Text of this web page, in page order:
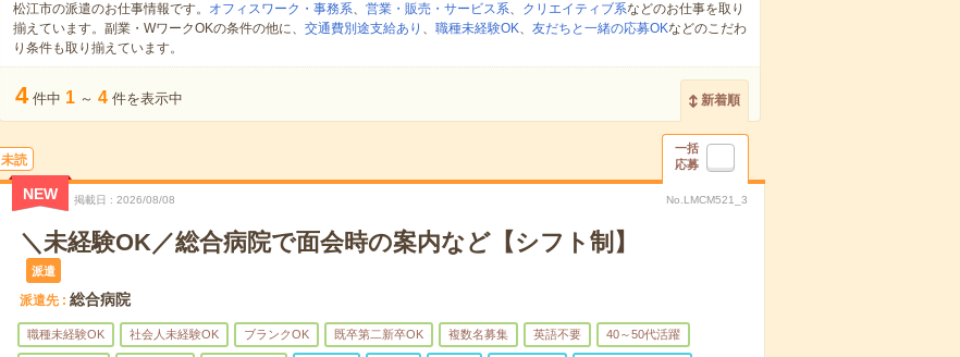
松江市の派遣のお仕事情報です。 オフィスワーク・事務系、 営業・販売・サービス系、 クリエイティブ系などのお仕事を取り
揃えています。副業・WワークOKの条件の他に、 交通費別途支給あり 、 職種未経験OK、 友だちと一緒の応募OKなどのこだわ
り条件も取り揃えています。
4 件中 1 ～ 4 件を表示中 新着順
未読
一括
応募
NEW 掲載日 2026/08/08 No.LMCM521_3
＼未経験OK／総合病院で面会時の案内など【シフト制】
派遣
派遣先 総合病院
職種未経験OK 社会人未経験OK ブランクOK 既卒第二新卒OK 複数名募集 英語不要 40～50代活躍